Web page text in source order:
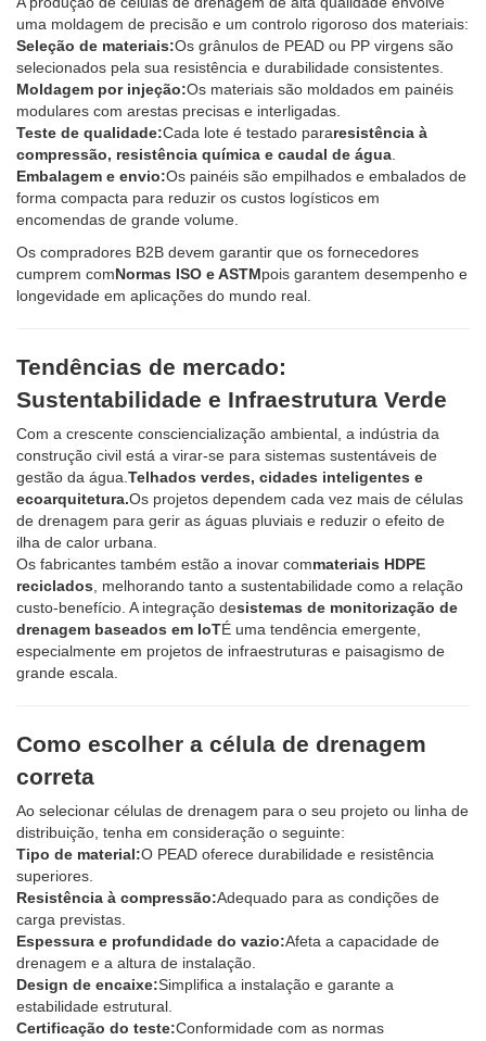
uma moldagem de precisão e um controlo rigoroso dos materiais:
Seleção de materiais:Os grânulos de PEAD ou PP virgens são
selecionados pela sua resistência e durabilidade consistentes.
Moldagem por injeção:Os materiais são moldados em painéis
modulares com arestas precisas e interligadas.
Teste de qualidade:Cada lote é testado pararesistência à
compressão, resistência química e caudal de água
Embalagem e envio:Os painéis são empilhados e embalados de
forma compacta para reduzir os custos logísticos em
encomendas de grande volume.
Os compradores B2B devem garantir que os fornecedores
cumprem comNormas ISO e ASTMpois garantem desempenho e
longevidade em aplicações do mundo real.
Tendências de mercado:
Sustentabilidade e Infraestrutura Verde
Com a crescente consciencialização ambiental, a indústria da
construção civil está a virar-se para sistemas sustentáveis ​​de
gestão da água. Telhados verdes, cidades inteligentes e
ecoarquitetura.Os projetos dependem cada vez mais de células
de drenagem para gerir as águas pluviais e reduzir o efeito de
ilha de calor urbana.
Os fabricantes também estão a inovar commateriais HDPE
reciclados , melhorando tanto a sustentabilidade como a relação
custo-benefício. A integração desistemas de monitorização de
drenagem baseados em IoTÉ uma tendência emergente,
especialmente em projetos de infraestruturas e paisagismo de
grande escala.
Como escolher a célula de drenagem
correta
Ao selecionar células de drenagem para o seu projeto ou linha de
distribuição, tenha em consideração o seguinte:
Tipo de material:O PEAD oferece durabilidade e resistência
superiores.
Resistência à compressão:Adequado para as condições de
carga previstas.
Espessura e profundidade do vazio:Afeta a capacidade de
drenagem e a altura de instalação.
Design de encaixe:Simplifica a instalação e garante a
estabilidade estrutural.
Certificação do teste:Conformidade com as normas